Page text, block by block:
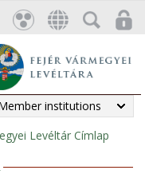
institutions
Levéltár Címlap